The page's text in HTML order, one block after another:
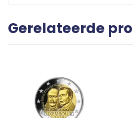
capsule met een algemeen
echtheid.
Gerelateerde